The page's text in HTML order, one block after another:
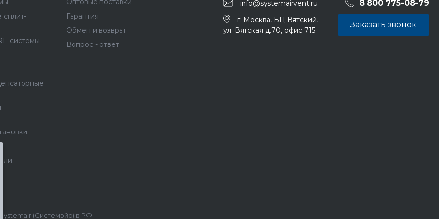
системы
Оптовые поставки
Гарантия
Обмен и возврат
Вопрос - ответ
info@systemairvent.ru 8 800 775-08-79
г. Москва, БЦ Вятский,
ул. Вятская д.70, офис 715
Заказать звонок
(Системэйр) в РФ